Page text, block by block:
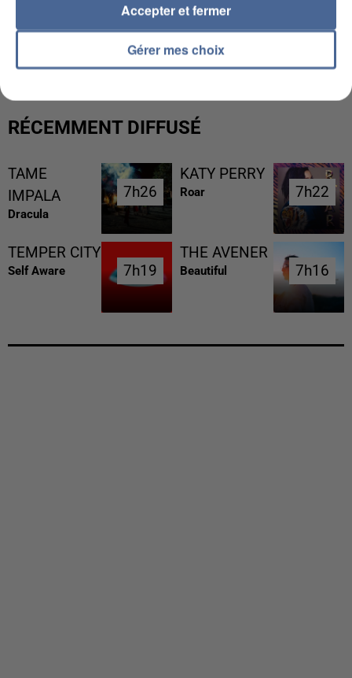
UN SECOND CADRE DE LA DZ MAFIA
INTERPELLÉ EN ALGÉRIE
RÉCEMMENT DIFFUSÉ
TAME
IMPALA
Dracula
7h26
7h26
KATY PERRY
Roar 7h22
7h22
TEMPER CITY
Self Aware 7h19
7h19
THE AVENER
Beautiful 7h16
7h16
Gérer mes choix
Accepter et fermer